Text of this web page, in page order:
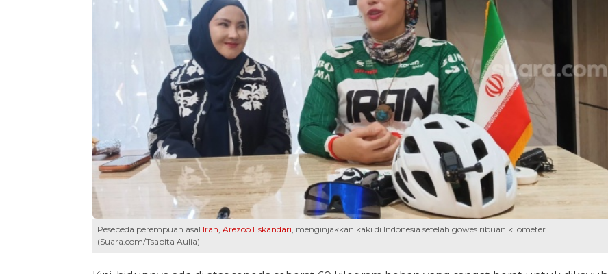
Pesepeda perempuan asal Iran Arezoo Eskandari , menginjakkan kaki di Indonesia setelah gowes ribuan kilometer.
(Suara.com/Tsabita Aulia)